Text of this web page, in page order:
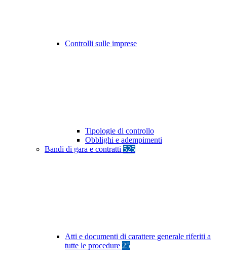
Controlli sulle imprese
Tipologie di controllo
Obblighi e adempimenti
Bandi di gara e contratti 525
Atti e documenti di carattere generale riferiti a
tutte le procedure 25